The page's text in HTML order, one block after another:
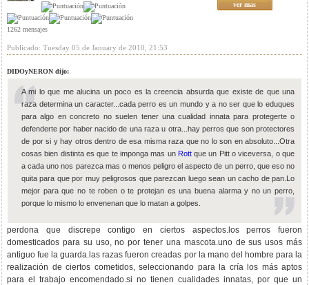
1262 mensajes
ver mas
Publicado: Tuesday 05 de January de 2010, 21:53
DIDOyNERON dijo:
A mi lo que me alucina un poco es la creencia absurda que existe de que una
raza determina un caracter...cada perro es un mundo y a no ser que lo eduques
para algo en concreto no suelen tener una cualidad innata para protegerte o
defenderte por haber nacido de una raza u otra...hay perros que son protectores
de por si y hay otros dentro de esa misma raza que no lo son en absoluto...Otra
cosas bien distinta es que te imponga mas un Rottque un Pitt o viceversa, o que
a cada uno nos parezca mas o menos peligro el aspecto de un perro, que eso no
quita para que por muy peligrosos que parezcan luego sean un cacho de pan.Lo
mejor para que no te roben o te protejan es una buena alarma y no un perro,
porque lo mismo lo envenenan que lo matan a golpes.
perdona que discrepe contigo en ciertos aspectos.los perros fueron
domesticados para su uso, no por tener una mascota.uno de sus usos más
antiguo fue la guarda.las razas fueron creadas por la mano del hombre para la
realización de ciertos cometidos, seleccionando para la cría los más aptos
para el trabajo encomendado.si no tienen cualidades innatas, por que un